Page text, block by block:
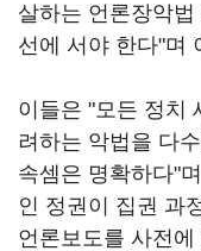
살하는 언론장악
선에 서야 한다"며
이들은 "모든 정치
려하는 악법을 다
속셈은 명확하다"
인 정권이 집권 과
언론보도를 사전